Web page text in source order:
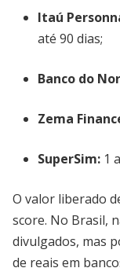
Itaú
até 90 dias;
Banco do
Zema
SuperSim: 1
O valor liberado
score. No Brasil,
divulgados, mas
de reais em